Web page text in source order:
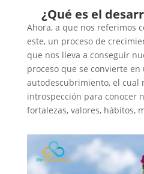
¿Qué es el
Ahora, a que nos referimos
este, un proceso de
que nos lleva a conseguir
proceso que se convierte en
autodescubrimiento, el cual
introspección para conocer
fortalezas, valores, hábitos,